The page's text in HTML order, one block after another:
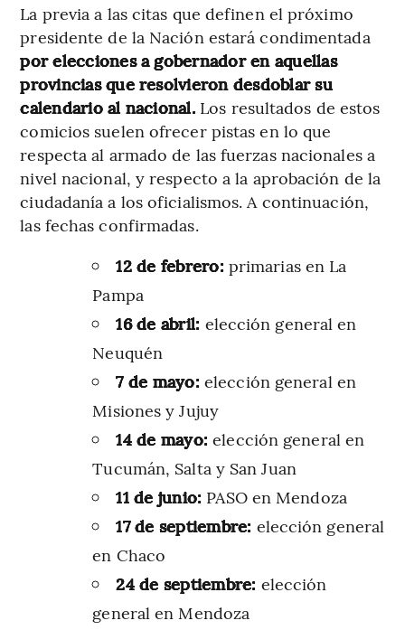
La previa a las citas que definen el próximo
presidente de la Nación estará condimentada
por elecciones a gobernador en aquellas
provincias que resolvieron desdoblar su
calendario al nacional. Los resultados de estos
comicios suelen ofrecer pistas en lo que
respecta al armado de las fuerzas nacionales a
nivel nacional, y respecto a la aprobación de la
ciudadanía a los oficialismos. A continuación,
las fechas confirmadas.
12 de febrero: primarias en La
Pampa
16 de abril: elección general en
Neuquén
7 de mayo:elección general en
Misiones y Jujuy
14 de mayo:elección general en
Tucumán, Salta y San Juan
11 de junio: PASO en Mendoza
17 de septiembre: elección general
en Chaco
24 de septiembre: elección
general en Mendoza